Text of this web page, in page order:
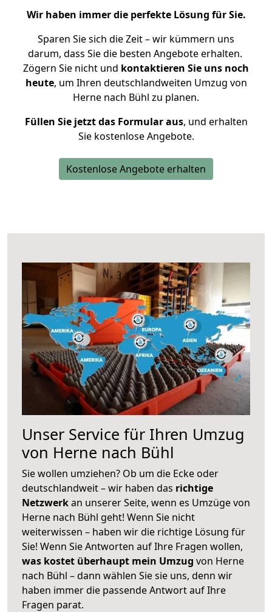
Wir haben immer die perfekte Lösung für Sie.
Sparen Sie sich die Zeit – wir kümmern uns
darum, dass Sie die besten Angebote erhalten.
Zögern Sie nicht und kontaktieren Sie uns noch
heute, um Ihren deutschlandweiten Umzug von
Herne nach Bühl zu planen.
Füllen Sie jetzt das Formular aus, und erhalten
Sie kostenlose Angebote.
Kostenlose Angebote erhalten
Unser Service für Ihren Umzug
von Herne nach Bühl
Sie wollen umziehen? Ob um die Ecke oder
deutschlandweit – wir haben das richtige
Netzwerkan unserer Seite, wenn es Umzüge von
Herne nach Bühl geht! Wenn Sie nicht
weiterwissen – haben wir die richtige Lösung für
Sie! Wenn Sie Antworten auf Ihre Fragen wollen,
was kostet überhaupt mein Umzug von Herne
nach Bühl – dann wählen Sie sie uns, denn wir
haben immer die passende Antwort auf Ihre
Fragen parat.